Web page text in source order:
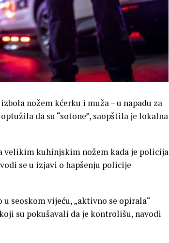
nožem kćerku i muža – u napadu za
da su “sotone”, saopštila je lokalna
velikim kuhinjskim nožem kada je policija
se u izjavi o hapšenju policije
seoskom vijeću, „aktivno se opirala“
su pokušavali da je kontrolišu, navodi